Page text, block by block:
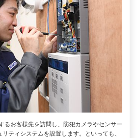
るお客様先を訪問し、防犯カメラやセンサー
リティシステムを設置します。といっても、